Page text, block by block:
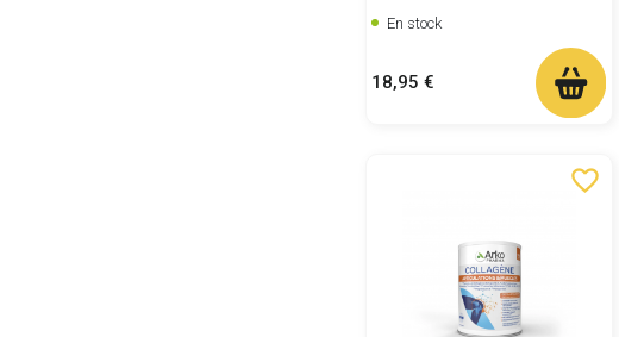
En stock
Prix
18,95 €
favorite_border